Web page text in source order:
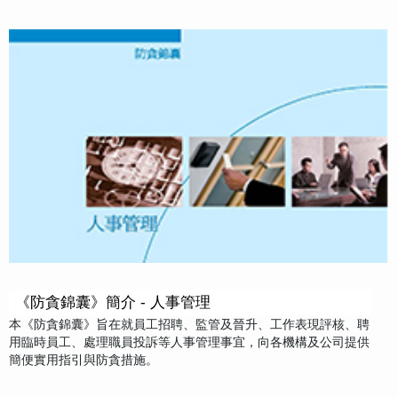
《防貪錦囊》簡介 - 人事管理
本《防貪錦囊》旨在就員工招聘、監管及晉升、工作表現評核、聘
用臨時員工、處理職員投訴等人事管理事宜，向各機構及公司提供
簡便實用指引與防貪措施。